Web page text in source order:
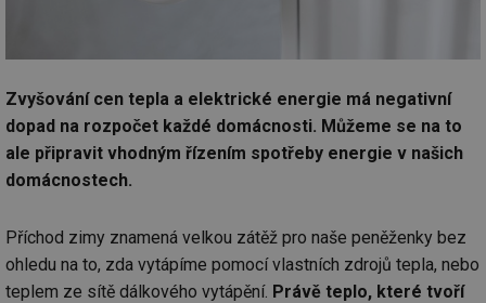
Zvyšování cen tepla a elektrické energie má negativní
dopad na rozpočet každé domácnosti. Můžeme se na to
ale připravit vhodným řízením spotřeby energie v našich
domácnostech.
Příchod zimy znamená velkou zátěž pro naše peněženky bez
ohledu na to, zda vytápíme pomocí vlastních zdrojů tepla, nebo
teplem ze sítě dálkového vytápění. Právě teplo, které tvoří